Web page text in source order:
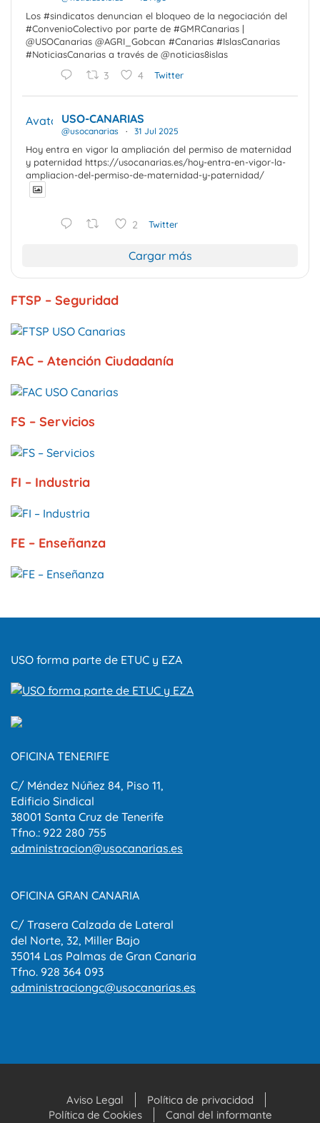
Los #sindicatos denuncian el bloqueo de la negociación del
#ConvenioColectivo por parte de #GMRCanarias |
@USOCanarias @AGRI_Gobcan #Canarias #IslasCanarias
#NoticiasCanarias a través de @noticias8islas
3 4 Twitter
Avatar USO-CANARIAS
@usocanarias · 31 Jul 2025
Hoy entra en vigor la ampliación del permiso de maternidad
y paternidad https://usocanarias.es/hoy-entra-en-vigor-la-
ampliacion-del-permiso-de-maternidad-y-paternidad/
2 Twitter
Cargar más
FTSP – Seguridad
FAC – Atención Ciudadanía
FS – Servicios
FI – Industria
FE – Enseñanza
USO forma parte de ETUC y EZA
OFICINA TENERIFE
C/ Méndez Núñez 84, Piso 11,
Edificio Sindical
38001 Santa Cruz de Tenerife
Tfno.: 922 280 755
administracion@usocanarias.es
OFICINA GRAN CANARIA
C/ Trasera Calzada de Lateral
del Norte, 32, Miller Bajo
35014 Las Palmas de Gran Canaria
Tfno. 928 364 093
administraciongc@usocanarias.es
Aviso Legal
Política de privacidad
Política de Cookies
Canal del informante